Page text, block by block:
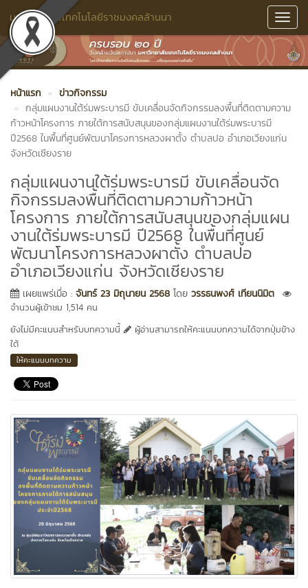
มหาวิทยาลัยเทคโนโลยีราชมงคลล้านนา
หน้าแรก
ข่าวกิจกรรม
กลุ่มแผนงานใต้ร่มพระบารมี ขับเคลื่อนจัดกิจกรรมลงพื้นที่ติดตามความ
ก้าวหน้าโครงการ ภายใต้การสนับสนุนของกลุ่มแผนงานใต้ร่มพระบารมี
ปี2568 ในพื้นที่ศูนย์พัฒนาโครงการหลวงผาตั้ง ตำบลปอ อำเภอเวียงแก่น
จังหวัดเชียงราย
กลุ่มแผนงานใต้ร่มพระบารมี ขับเคลื่อนจัด
กิจกรรมลงพื้นที่ติดตามความก้าวหน้า
โครงการ ภายใต้การสนับสนุนของกลุ่มแผน
งานใต้ร่มพระบารมี ปี2568 ในพื้นที่ศูนย์
พัฒนาโครงการหลวงผาตั้ง ตำบลปอ
อำเภอเวียงแก่น จังหวัดเชียงราย
เผยแพร่เมื่อ : จันทร์ 23 มิถุนายน 2568 โดย วรรธนพงศ์ เทียนนิมิต
จำนวนผู้เข้าชม 1,514 คน
ยังไม่มีคะแนนสำหรับบทความนี้
ผู้อ่านสามารถให้คะแนนบทความได้จากปุ่มข้าง
ใต้
ให้คะแนนบทความ